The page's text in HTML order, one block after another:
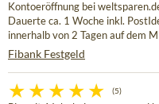
Kontoeröffnung bei
Dauerte ca. 1 Woche inkl.
innerhalb von 2 Tagen auf dem
Fibank Festgeld
(5)